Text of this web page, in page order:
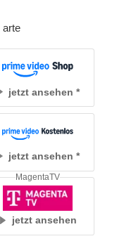
arte
jetzt ansehen
jetzt ansehen
jetzt ansehen
MagentaTV